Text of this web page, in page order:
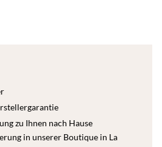
zu Ihnen nach Hause
in unserer Boutique in La